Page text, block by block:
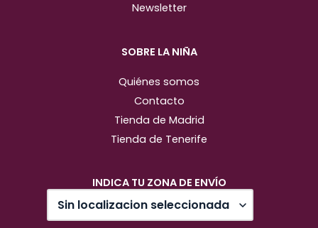
Newsletter
SOBRE LA NIÑA
Quiénes somos
Contacto
Tienda de Madrid
Tienda de Tenerife
INDICA TU ZONA DE ENVÍO